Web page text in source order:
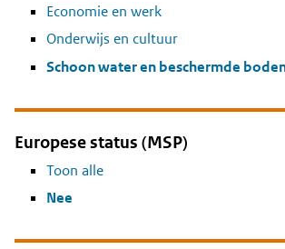
Economie en werk
Onderwijs en cultuur
Schoon water en beschermde
Europese status (MSP)
Toon alle
Nee